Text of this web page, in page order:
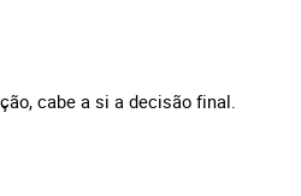
cabe a si a decisão final.